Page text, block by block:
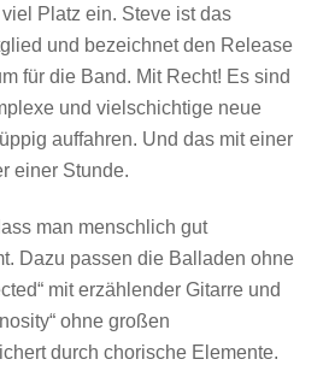
Platz ein. Steve ist das
und bezeichnet den Release
für die Band. Mit Recht! Es sind
und vielschichtige neue
auffahren. Und das mit einer
einer Stunde.
man menschlich gut
Dazu passen die Balladen ohne
mit erzählender Gitarre und
ohne großen
durch chorische Elemente.